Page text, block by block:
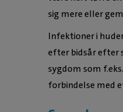
sig mere eller
Infektioner i
efter bidsår efter
sygdom som f.eks.
forbindelse med